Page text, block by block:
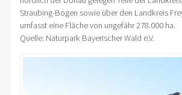
Straubing-Bogen sowie über den Landkreis
umfasst eine Fläche von ungefähr 278.000 ha.
Quelle: Naturpark Bayerischer Wald e.V.